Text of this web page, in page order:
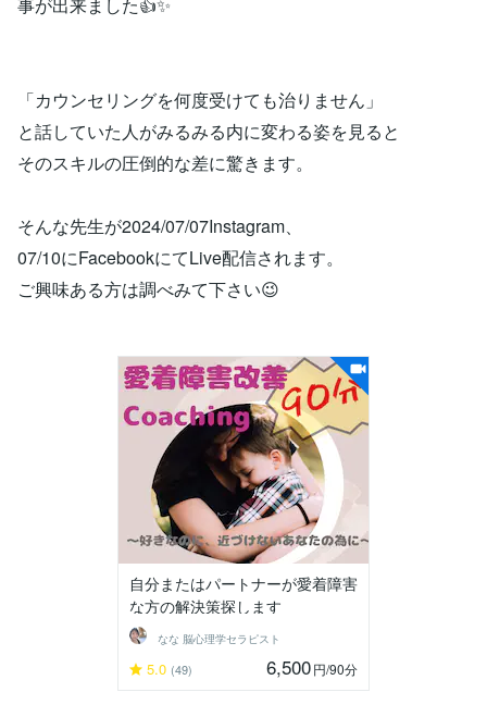
「カウンセリングを何度受けても治りません」
と話していた人がみるみる内に変わる姿を見ると
そのスキルの圧倒的な差に驚きます。
そんな先生が2024/07/07Instagram、
07/10にFacebookにてLive配信されます。
ご興味ある方は調べみて下さい😉
自分またはパートナーが愛着障害
な方の解決策探します
なな 脳心理学セラピスト
5.0 (49) 6,500円/90分